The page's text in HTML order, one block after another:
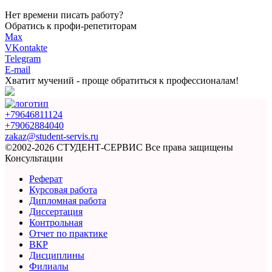
Нет времени писать работу?
Обратись к профи-репетиторам
Max
VKontakte
Telegram
E-mail
Хватит мучений - проще обратиться к профессионалам!
+79646811124
+79062884040
zakaz@student-servis.ru
©2002-2026 СТУДЕНТ-СЕРВИС Все права защищены
Консультации
Реферат
Курсовая работа
Дипломная работа
Диссертация
Контрольная
Отчет по практике
ВКР
Дисциплины
Филиалы